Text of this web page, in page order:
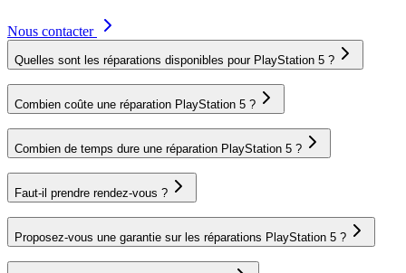
Nous contacter
Quelles sont les réparations disponibles pour PlayStation 5 ?
Combien coûte une réparation PlayStation 5 ?
Combien de temps dure une réparation PlayStation 5 ?
Faut-il prendre rendez-vous ?
Proposez-vous une garantie sur les réparations PlayStation 5 ?